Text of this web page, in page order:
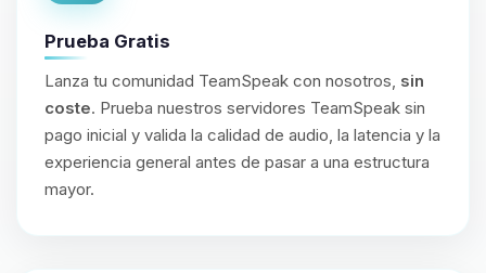
Prueba Gratis
Lanza tu comunidad TeamSpeak con nosotros, sin
coste. Prueba nuestros servidores TeamSpeak sin
pago inicial y valida la calidad de audio, la latencia y la
experiencia general antes de pasar a una estructura
mayor.